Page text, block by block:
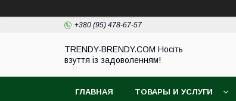
+380 (95) 478-67-57
TRENDY-BRENDY.COM Носіть
взуття із задоволенням!
ГЛАВНАЯ ТОВАРЫ И УСЛУГИ